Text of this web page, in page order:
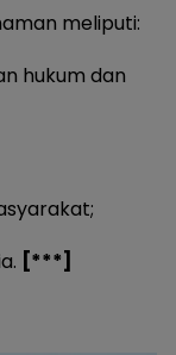
meliputi:
hukum dan
[***]